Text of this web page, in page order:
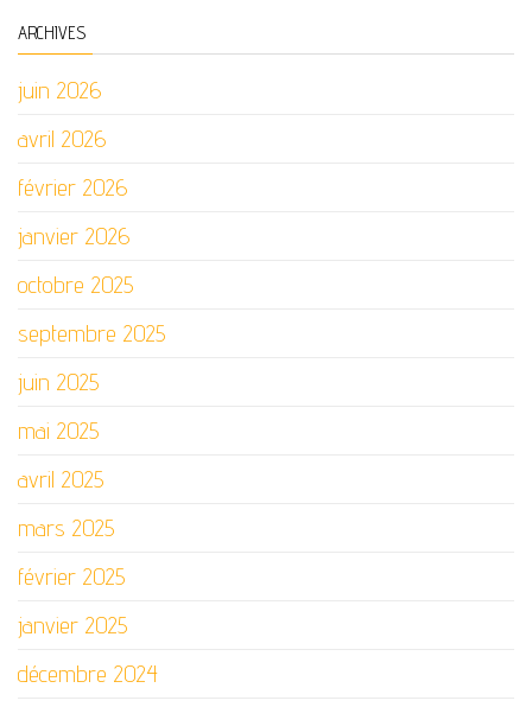
ARCHIVES
juin 2026
avril 2026
février 2026
janvier 2026
octobre 2025
septembre 2025
juin 2025
mai 2025
avril 2025
mars 2025
février 2025
janvier 2025
décembre 2024